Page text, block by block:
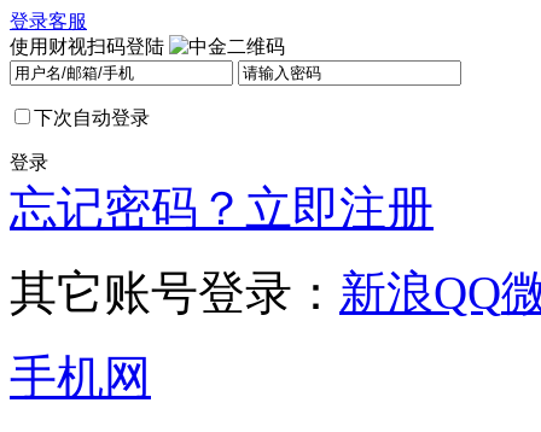
登录客服
使用财视扫码登陆
下次自动登录
登录
忘记密码？ 立即注册
其它账号登录： 新浪QQ
手机网